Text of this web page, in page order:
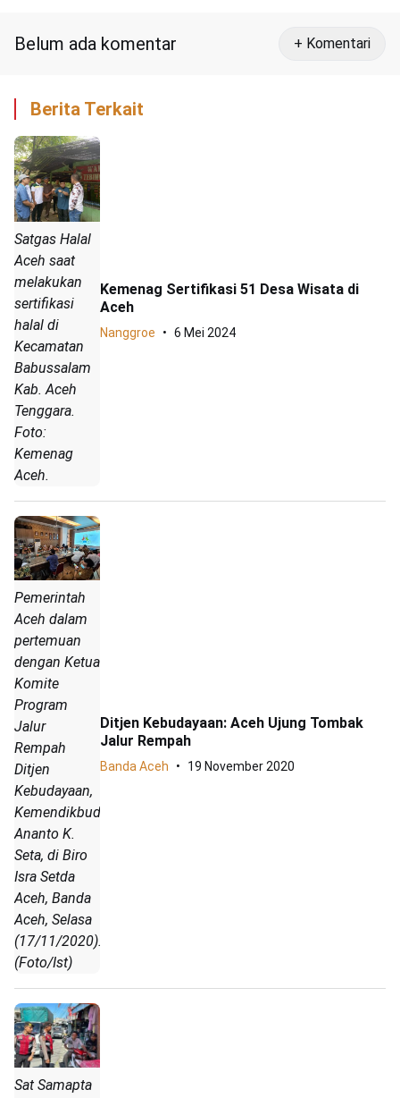
Belum ada komentar + Komentari
Berita Terkait
Satgas Halal
Aceh saat
melakukan
sertifikasi
halal di
Kecamatan
Babussalam
Kab. Aceh
Tenggara.
Foto:
Kemenag
Aceh.
Kemenag Sertifikasi 51 Desa Wisata di
Aceh
Nanggroe 6 Mei 2024
Pemerintah
Aceh dalam
pertemuan
dengan Ketua
Komite
Program
Jalur
Rempah
Ditjen
Kebudayaan,
Kemendikbud,
Ananto K.
Seta, di Biro
Isra Setda
Aceh, Banda
Aceh, Selasa
(17/11/2020).
(Foto/Ist)
Ditjen Kebudayaan: Aceh Ujung Tombak
Jalur Rempah
Banda Aceh 19 November 2020
Sat Samapta